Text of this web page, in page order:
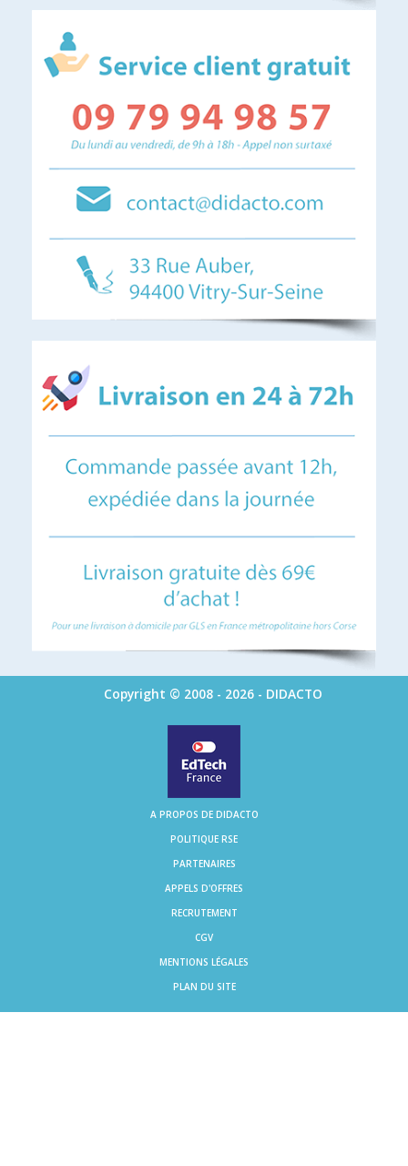
Copyright © 2008 - 2026 - DIDACTO
A PROPOS DE DIDACTO
POLITIQUE RSE
PARTENAIRES
APPELS D'OFFRES
RECRUTEMENT
CGV
MENTIONS LÉGALES
PLAN DU SITE